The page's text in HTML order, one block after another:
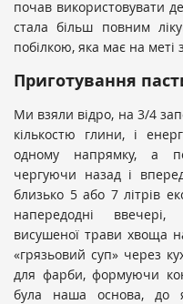
почав використовувати
стала більш повним
побілкою, яка має на
Приготування
Ми взяли відро, на 3/4
кількостю глини, і
одному напрямку, а
чергуючи назад і
близько 5 або 7 літрів
напередодні ввечері,
висушеної трави хвоща
«грязьовий суп» через
для фарби, формуючи
була наша основа, до